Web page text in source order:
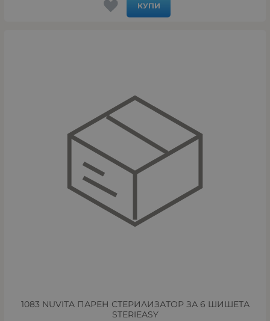
КУПИ
1083 NUVITA ПАРЕН СТЕРИЛИЗАТОР ЗА 6 ШИШЕТА
STERIEASY